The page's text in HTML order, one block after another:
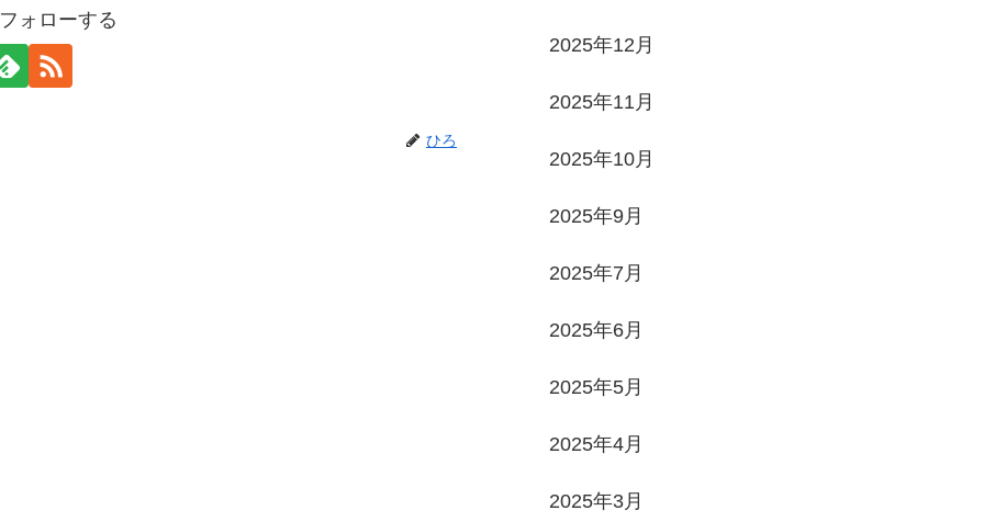
ォローする
ひろ
2025年12月
2025年11月
2025年10月
2025年9月
2025年7月
2025年6月
2025年5月
2025年4月
2025年3月